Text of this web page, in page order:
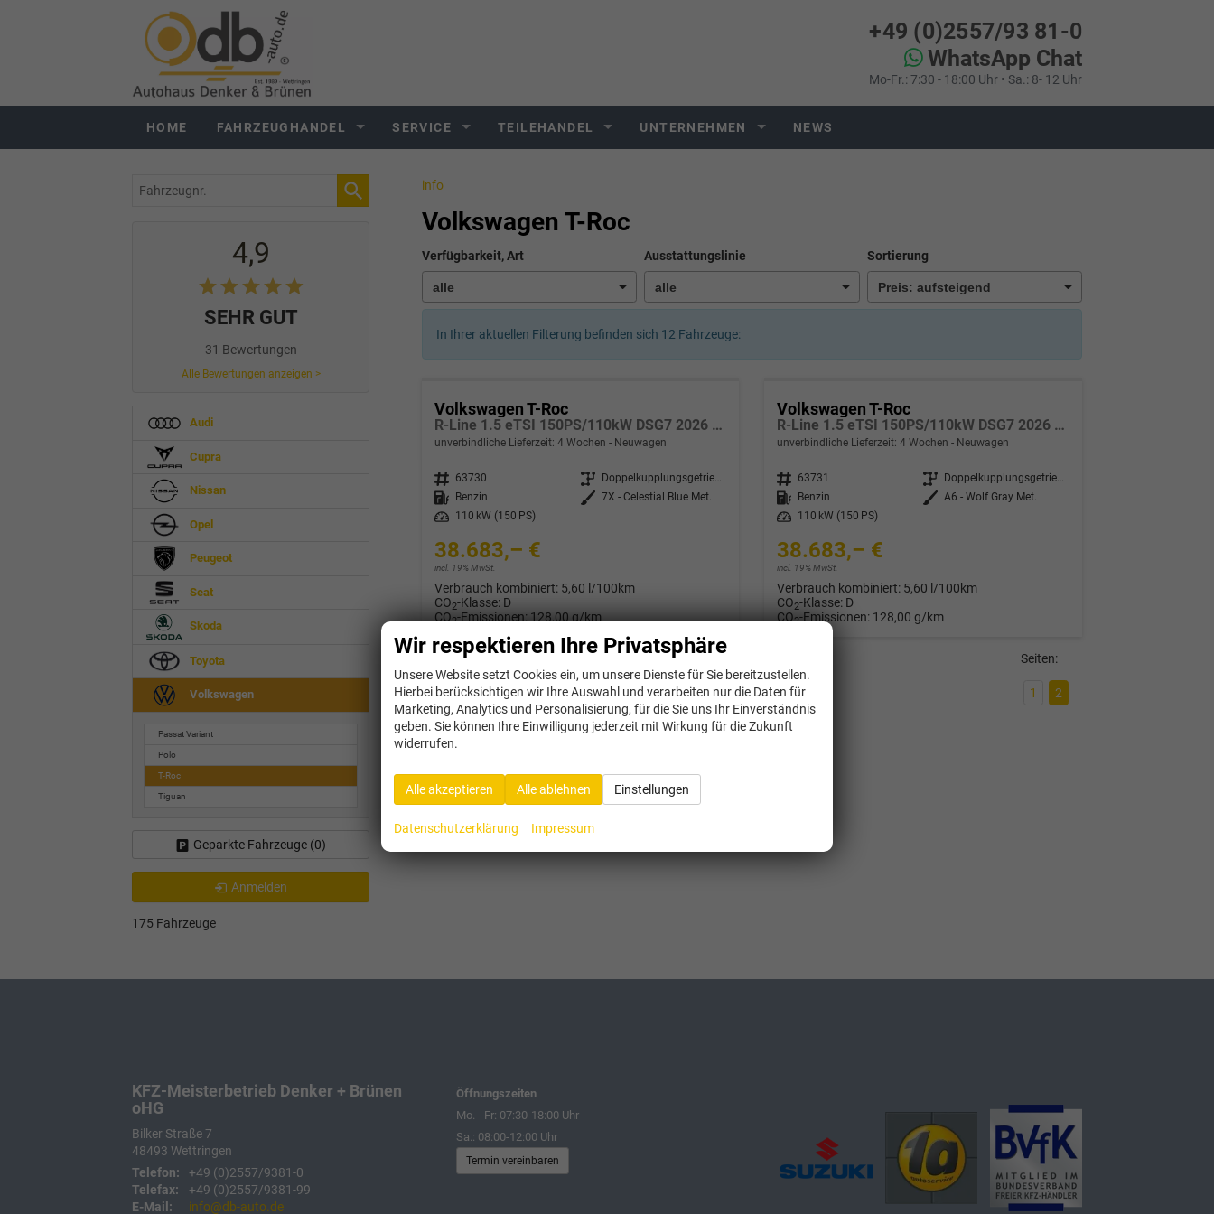
+49 (0)2557/93 81-0
WhatsApp Chat
Mo-Fr.: 7:30 - 18:00 Uhr • Sa.: 8- 12 Uhr
HOME FAHRZEUGHANDEL SERVICE TEILEHANDEL UNTERNEHMEN NEWS
info
Volkswagen T-Roc
Verfügbarkeit, Art Ausstattungslinie Sortierung
In Ihrer aktuellen Filterung befinden sich 12 Fahrzeuge:
Volkswagen T-Roc
R-Line 1.5 eTSI 150PS/110kW DSG7 2026 *Neues Modell* | +AHK +BlackStyle +19" ALU +IQ.Licht-Matrix +NAVI
unverbindliche Lieferzeit: 4 Wochen Neuwagen
Fahrzeugnr. 63730 Getriebe
Doppelkupplungsgetriebe (DSG)
Kraftstoff
Benzin Außenfarbe 7X - Celestial Blue Met.
Leistung
110 kW (150 PS)
38.683,– €
incl. 19% MwSt.
Verbrauch kombiniert: 5,60 l/100km
CO2-Klasse: D
CO2-Emissionen: 128,00 g/km
Volkswagen T-Roc
R-Line 1.5 eTSI 150PS/110kW DSG7 2026 *Neues Modell* | +AHK +BlackStyle +19" ALU +IQ.Licht-Matrix +NAVI
unverbindliche Lieferzeit:4 Wochen Neuwagen
Fahrzeugnr. 63731 Getriebe
Doppelkupplungsgetriebe (DSG)
Kraftstoff
Benzin Außenfarbe A6 - Wolf Gray Met.
Leistung
110 kW (150 PS)
38.683,– €
incl. 19% MwSt.
Verbrauch kombiniert: 5,60 l/100km
CO2-Klasse: D
CO2-Emissionen: 128,00 g/km
Datensätze pro Seite:
10 20 50 100 250
Seiten:
1 2
Fahrzeugnr.
4,9
SEHR GUT
31 Bewertungen
Alle Bewertungen anzeigen >
Audi
Cupra
Nissan
Opel
Peugeot
Seat
Skoda
Toyota
Volkswagen
Passat Variant
Polo
T-Roc
Tiguan
Geparkte Fahrzeuge (0)
Anmelden
175 Fahrzeuge
KFZ-Meisterbetrieb Denker + Brünen
oHG
Bilker Straße 7
48493 Wettringen
Telefon:
+49 (0)2557/9381-0
Telefax:
+49 (0)2557/9381-99
E-Mail:
info@db-auto.de
Öffnungszeiten
Mo. - Fr: 07:30-18:00 Uhr
Sa.: 08:00-12:00 Uhr
Termin vereinbaren
Wir respektieren Ihre Privatsphäre
Unsere Website setzt Cookies ein, um unsere Dienste für Sie bereitzustellen.
Hierbei berücksichtigen wir Ihre Auswahl und verarbeiten nur die Daten für
Marketing, Analytics und Personalisierung, für die Sie uns Ihr Einverständnis
geben. Sie können Ihre Einwilligung jederzeit mit Wirkung für die Zukunft
widerrufen.
Alle akzeptieren Alle ablehnen Einstellungen
Datenschutzerklärung Impressum